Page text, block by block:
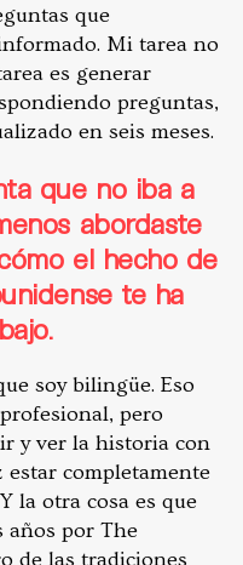
que
Mi tarea no
es generar
preguntas,
en seis meses.
que no iba a
abordaste
el hecho de
te ha
soy bilingüe. Eso
pero
y ver la historia con
estar completamente
la otra cosa es que
años por The
de las tradiciones